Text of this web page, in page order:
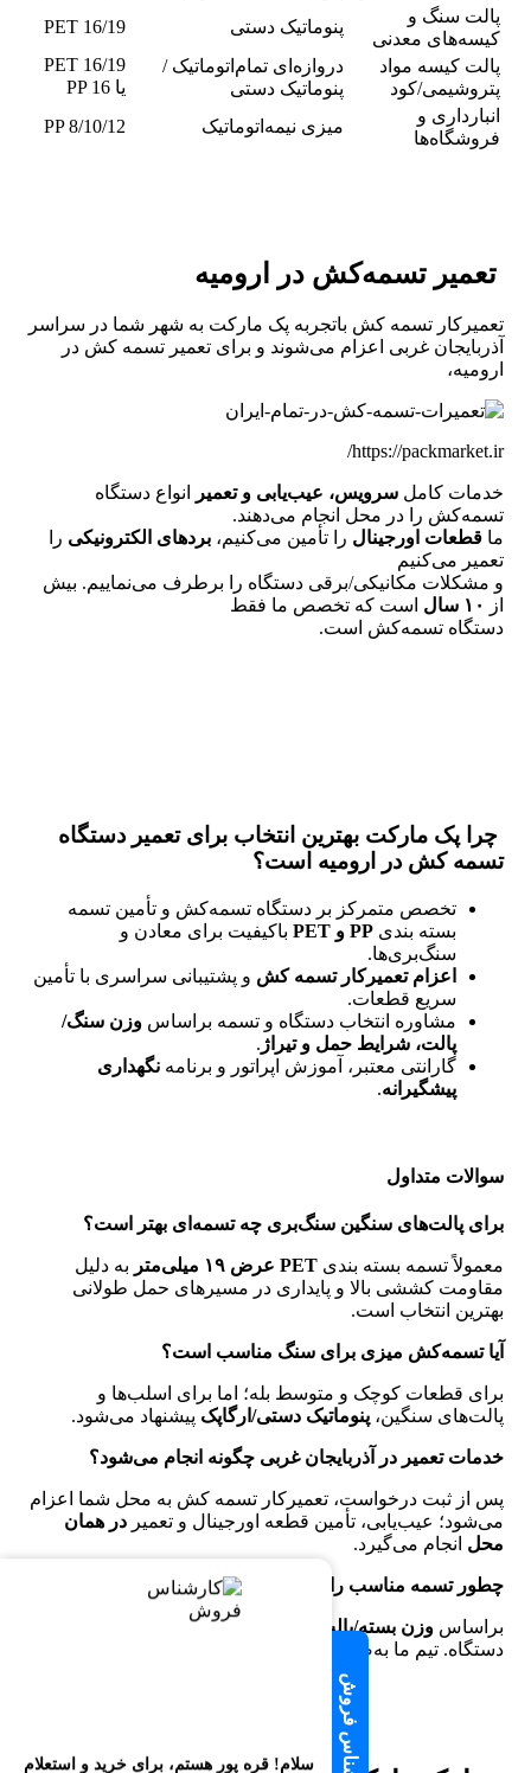
پالت سنگ و
کیسه‌های معدنی
پنوماتیک دستی
PET 16/19
پالت کیسه مواد
پتروشیمی/کود
دروازه‌ای تمام‌اتوماتیک /
پنوماتیک دستی
PET 16/19
یا PP 16
انبارداری و
فروشگاه‌ها
میزی نیمه‌اتوماتیک PP 8/10/12
تعمیر تسمه‌کش در ارومیه
تعمیرکار تسمه کش باتجربه پک مارکت به شهر شما در سراسر
آذربایجان غربی اعزام می‌شوند و برای تعمیر تسمه کش در
ارومیه،
https://packmarket.ir/
خدمات کامل سرویس، عیب‌یابی و تعمیر
انواع دستگاه
تسمه‌کش را در محل انجام می‌دهند.
ما قطعات اورجینال را تأمین می‌کنیم، بردهای الکترونیکی را
تعمیر می‌کنیم
و مشکلات مکانیکی/برقی دستگاه را برطرف می‌نماییم. بیش
از
۱۰ سال
است که تخصص ما فقط
دستگاه تسمه‌کش است.
چرا پک مارکت بهترین انتخاب برای تعمیر دستگاه
تسمه کش در ارومیه است؟
تخصص متمرکز بر دستگاه تسمه‌کش و تأمین تسمه
بسته بندی
باکیفیت برای معادن و
سنگ‌بری‌ها.
اعزام تعمیرکار تسمه کش و پشتیبانی سراسری با تأمین
سریع قطعات.
مشاوره انتخاب دستگاه و تسمه براساس وزن سنگ/
پالت، شرایط حمل و تیراژ .
گارانتی معتبر، آموزش اپراتور و برنامه نگهداری
پیشگیرانه.
سوالات متداول
برای پالت‌های سنگین سنگ‌بری چه تسمه‌ای بهتر است؟
معمولاً تسمه بسته بندی PET عرض ۱۹ میلی‌متر
به‌ دلیل
مقاومت کششی بالا و پایداری در مسیرهای حمل طولانی
بهترین انتخاب است.
آیا تسمه‌کش میزی برای سنگ مناسب است؟
برای قطعات کوچک و متوسط بله؛ اما برای اسلب‌ها و
پالت‌های سنگین، پنوماتیک دستی/ارگاپک پیشنهاد می‌شود.
خدمات تعمیر در آذربایجان غربی چگونه انجام می‌شود؟
پس از ثبت درخواست، تعمیرکار تسمه کش به محل شما اعزام
می‌شود؛ عیب‌یابی، تأمین قطعه اورجینال و تعمیر در همان
محل انجام می‌گیرد.
چطور تسمه مناسب را انتخاب کنم؟
براساس وزن بسته/پالت، شرایط محیطی، فاصله حمل
دستگاه. تیم ما به‌صورت رایگان مشاوره می‌دهد.
سلام! قره پور هستم، برای خرید و استعلام